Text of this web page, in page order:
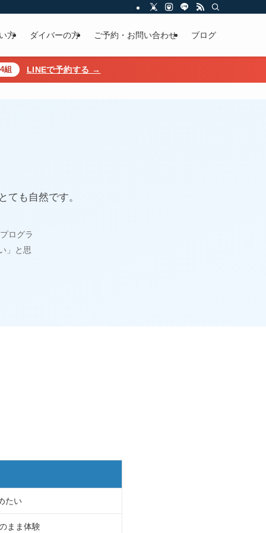
方 ダイバーの方 ご予約・お問い合わせ ブログ
組 LINEで予約する →
も自然です。
ログラ
」と思
たい
まま体験